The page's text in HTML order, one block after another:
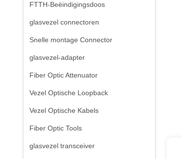
FTTH-Beëindigingsdoos
glasvezel connectoren
Snelle montage Connector
glasvezel-adapter
Fiber Optic Attenuator
Vezel Optische Loopback
Vezel Optische Kabels
Fiber Optic Tools
glasvezel transceiver